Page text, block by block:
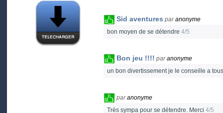
Sid aventures paranonyme
bon moyen de se détendre 4/5
Bon jeu !!!! paranonyme
un bon divertissement je le conseille a
paranonyme
Très sympa pour se détendre. Merci 4/5